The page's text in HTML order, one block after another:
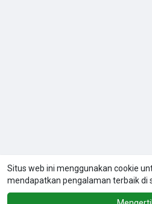
Situs web ini menggunakan cookie
mendapatkan pengalaman terbaik di